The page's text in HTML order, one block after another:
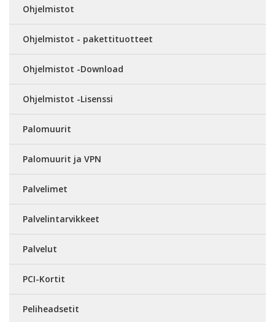
Ohjelmistot
Ohjelmistot - pakettituotteet
Ohjelmistot -Download
Ohjelmistot -Lisenssi
Palomuurit
Palomuurit ja VPN
Palvelimet
Palvelintarvikkeet
Palvelut
PCI-Kortit
Peliheadsetit